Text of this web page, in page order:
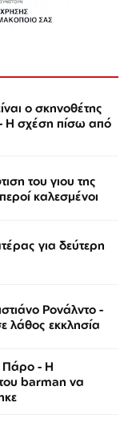
ο σκηνοθέτης
Η σχέση πίσω από
του γιου της
καλεσμένοι
για δεύτερη
Ρονάλντο -
λάθος εκκλησία
Πάρο - Η
barman να